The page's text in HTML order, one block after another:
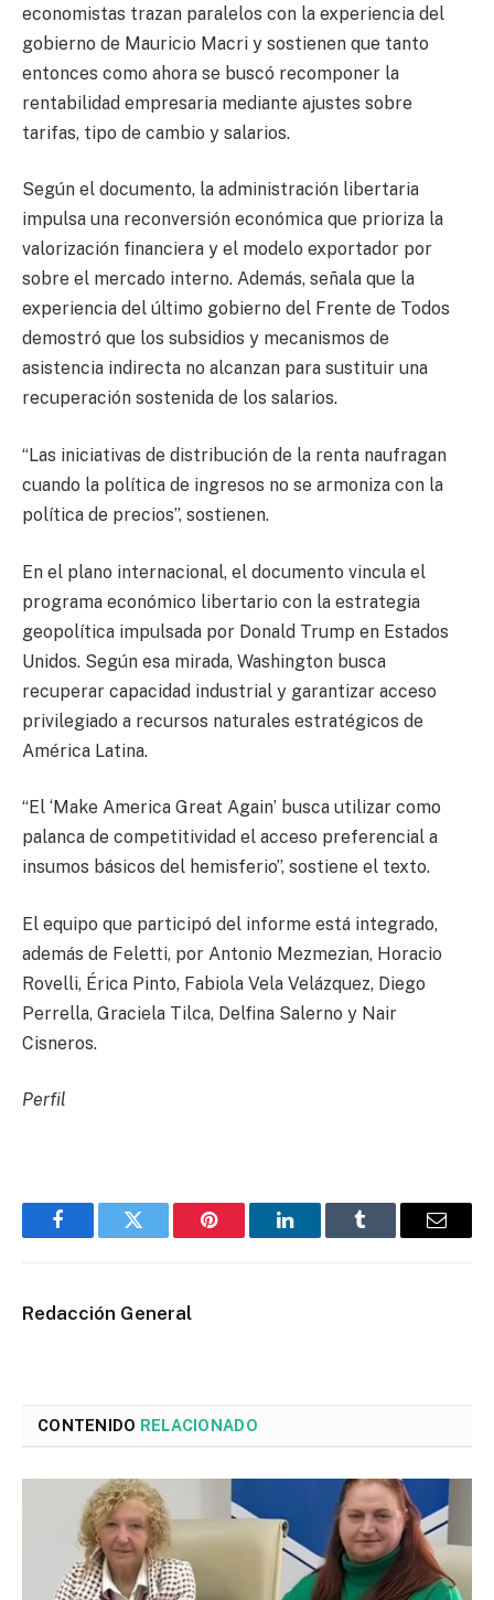
economistas trazan paralelos con la experiencia del
gobierno de Mauricio Macri y sostienen que tanto
entonces como ahora se buscó recomponer la
rentabilidad empresaria mediante ajustes sobre
tarifas, tipo de cambio y salarios.
Según el documento, la administración libertaria
impulsa una reconversión económica que prioriza la
valorización financiera y el modelo exportador por
sobre el mercado interno. Además, señala que la
experiencia del último gobierno del Frente de Todos
demostró que los subsidios y mecanismos de
asistencia indirecta no alcanzan para sustituir una
recuperación sostenida de los salarios.
“Las iniciativas de distribución de la renta naufragan
cuando la política de ingresos no se armoniza con la
política de precios”, sostienen.
En el plano internacional, el documento vincula el
programa económico libertario con la estrategia
geopolítica impulsada por Donald Trump en Estados
Unidos. Según esa mirada, Washington busca
recuperar capacidad industrial y garantizar acceso
privilegiado a recursos naturales estratégicos de
América Latina.
“El ‘Make America Great Again’ busca utilizar como
palanca de competitividad el acceso preferencial a
insumos básicos del hemisferio”, sostiene el texto.
El equipo que participó del informe está integrado,
además de Feletti, por Antonio Mezmezian, Horacio
Rovelli, Érica Pinto, Fabiola Vela Velázquez, Diego
Perrella, Graciela Tilca, Delfina Salerno y Nair
Cisneros.
Perfil
FacebookTwitter Pinterest LinkedInTumblr Email
Redacción General
CONTENIDO RELACIONADO